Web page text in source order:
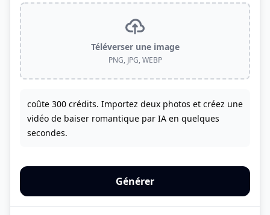
Téléverser une image
PNG, JPG, WEBP
coûte 300 crédits. Importez deux photos et créez une
vidéo de baiser romantique par IA en quelques
secondes.
Générer